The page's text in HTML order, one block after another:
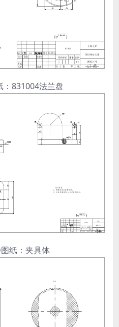
：831004法兰盘
纸：夹具体